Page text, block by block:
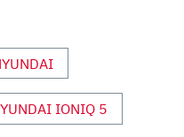
IONIQ 5